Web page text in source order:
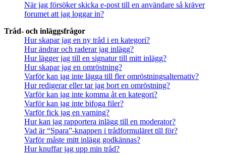
När jag försöker skicka e-post till en användare så kräver
forumet att jag loggar in?
Tråd- och inläggsfrågor
Hur skapar jag en ny tråd i en kategori?
Hur ändrar och raderar jag inlägg?
Hur lägger jag till en signatur till mitt inlägg?
Hur skapar jag en omröstning?
Varför kan jag inte lägga till fler omröstningsalternativ?
Hur redigerar eller tar jag bort en omröstning?
Varför kan jag inte komma åt en kategori?
Varför kan jag inte bifoga filer?
Varför fick jag en varning?
Hur kan jag rapportera inlägg till en moderator?
Vad är “Spara”-knappen i trådformuläret till för?
Varför måste mitt inlägg godkännas?
Hur knuffar jag upp min tråd?